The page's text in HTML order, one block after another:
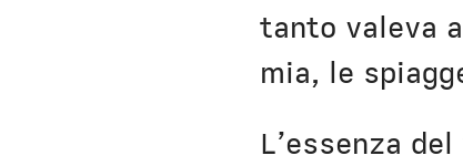
tanto valeva
mia, le
L’essenza